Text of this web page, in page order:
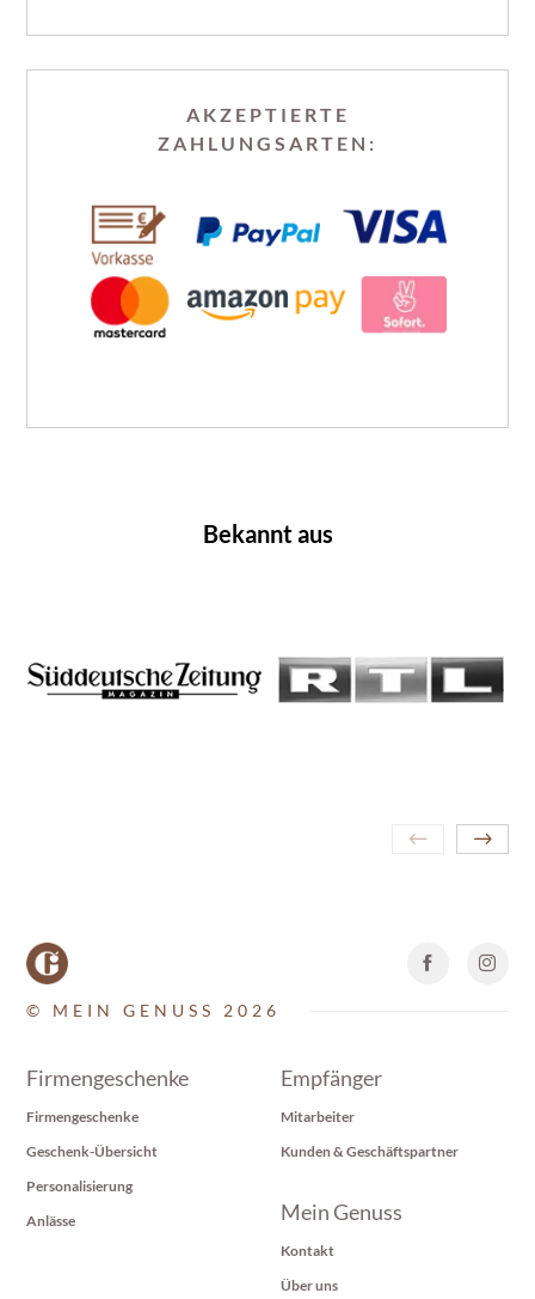
AKZEPTIERTE
ZAHLUNGSARTEN:
Bekannt aus
© MEIN GENUSS 2026
Firmengeschenke
Firmengeschenke
Geschenk-Übersicht
Personalisierung
Anlässe
Empfänger
Mitarbeiter
Kunden & Geschäftspartner
Mein Genuss
Kontakt
Über uns